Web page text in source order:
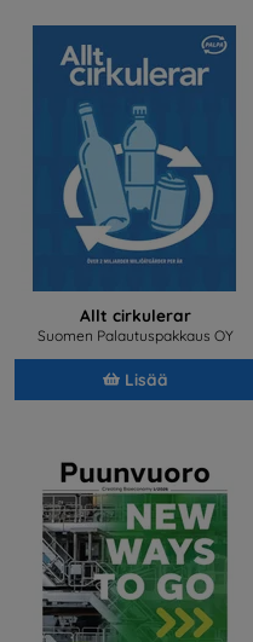
Allt cirkulerar
Suomen Palautuspakkaus OY
Lisää